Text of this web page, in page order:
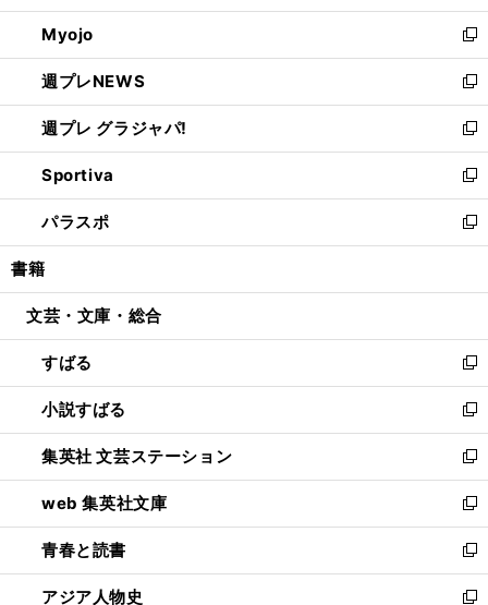
開
く
ウ
で
開
く
ン
ド
ウ
で
開
く
ウ
ィ
ン
ド
ウ
で
開
く
Myojo
新
し
い
ウ
ィ
ン
ド
ウ
で
開
週プレNEWS
新
し
い
ウ
ィ
ン
ド
ウ
開
週プレ グラジャパ!
新
し
い
ウ
ィ
ン
ウ
開
く
Sportiva
新
し
い
ウ
ン
ウ
で
開
く
パラスポ
新
し
ウ
ン
ド
ウ
で
開
く
書籍
文芸・文庫・総合
すばる
新
し
い
ウ
ィ
ン
ド
ウ
で
開
く
小説すばる
新
し
い
ウ
ィ
ン
ド
ウ
で
集英社 文芸ステーション
新
し
い
ウ
ィ
ン
ド
web 集英社文庫
新
し
い
ウ
ィ
青春と読書
新
し
い
アジア人物史